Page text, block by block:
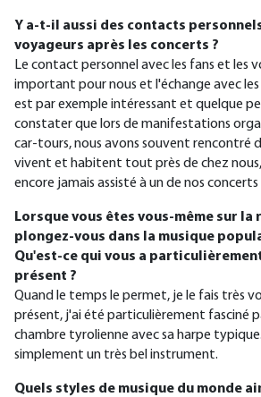
Y a-t-il aussi des contacts
voyageurs après les concerts ?
Le contact personnel avec les fans et les
important pour nous et l'échange avec les
est par exemple intéressant et quelque
constater que lors de manifestations
car-tours, nous avons souvent rencontré
vivent et habitent tout près de chez
encore jamais assisté à un de nos concerts
Lorsque vous êtes vous-même sur la
plongez-vous dans la musique
Qu'est-ce qui vous a
présent ?
Quand le temps le permet, je le fais très
présent, j'ai été particulièrement fasciné
chambre tyrolienne avec sa harpe
simplement un très bel instrument.
Quels styles de musique du monde